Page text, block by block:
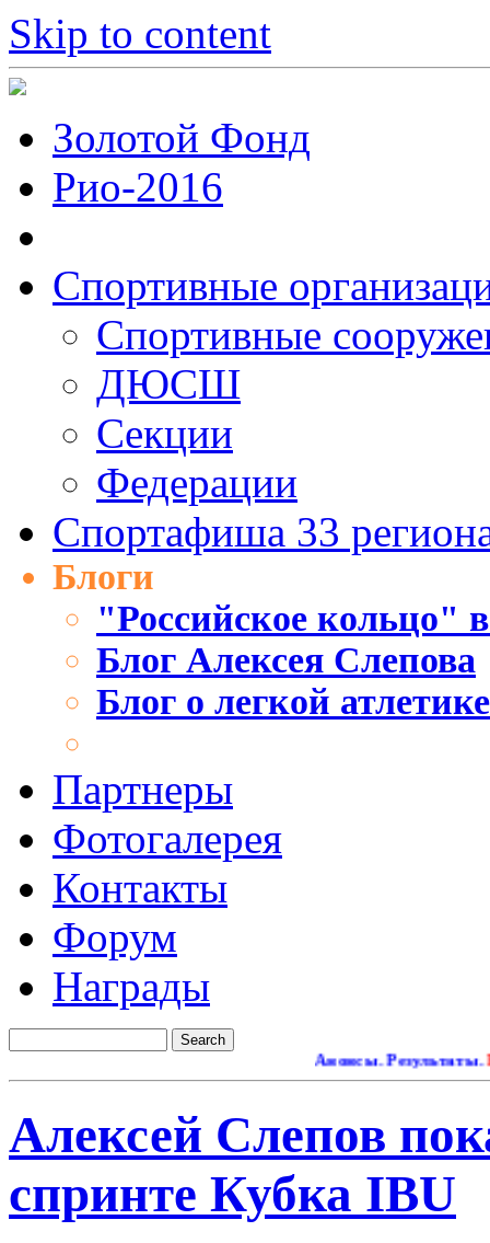
Skip to content
Золотой Фонд
Рио-2016
Спортивные
Cпортивные
ДЮСШ
Секции
Федерации
Спортафиша 33
Блоги
"Российское кольцо"
Блог Алексея Слепова
Блог о легкой
Партнеры
Фотогалерея
Контакты
Форум
Награды
Анонсы. Результаты.
Алексей Слепов
спринте Кубка IBU